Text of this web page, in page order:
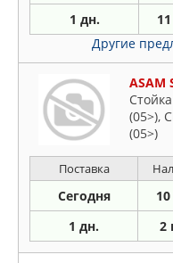
1 дн.
Другие
ASAM
(05>),
(05>)
Поставка
Сегодня
1 дн. 2